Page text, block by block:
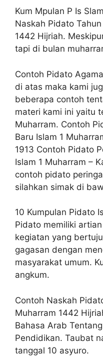
Kum Mpulan P Is
Naskah Pidato
1442 Hijriah.
tapi di bulan
Contoh Pidato
di atas maka kami
beberapa contoh
materi kami ini yaitu
Muharram. Contoh
Baru Islam 1
1913 Contoh Pidato
Islam 1 Muharram –
contoh pidato
silahkan simak di
10 Kumpulan Pidato
Pidato memiliki
kegiatan yang
gagasan dengan
masyarakat umum.
angkum.
Contoh Naskah
Muharram 1442
Bahasa Arab
Pendidikan. Taubat
tanggal 10 asyuro.